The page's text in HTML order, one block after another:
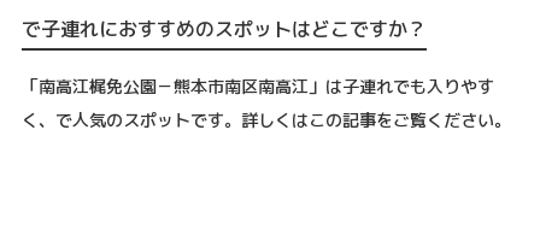
で子連れにおすすめのスポットはどこですか？
「南高江梶免公園－熊本市南区南高江」は子連れでも入りやす
く、で人気のスポットです。詳しくはこの記事をご覧ください。